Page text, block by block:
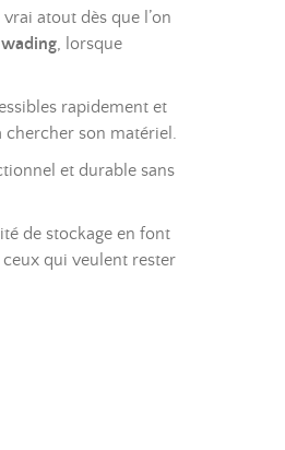
atout dès que l’on
wading, lorsque
rapidement et
chercher son matériel.
et durable sans
de stockage en font
qui veulent rester